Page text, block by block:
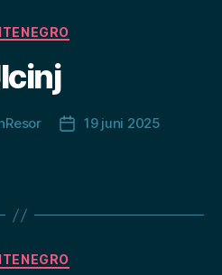
Kategorier
Inläggsdatum
19 juni 2025
Kategorier